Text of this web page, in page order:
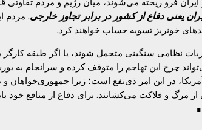
یعنی دفاع از کشور در برابر تجاوز خارجی. مردم
خونریز تسویه‌ حساب خواهند کرد.
نظامی سنگینی متحمل شوند، یا اگر طبقه کارگر
چرخ این تهاجم را متوقف کرده و سرانجام به
در این امر ذی‌نفع است؛ زیرا
مرگ و فلاکت می‌کشانند. برای دفاع از منافع خود